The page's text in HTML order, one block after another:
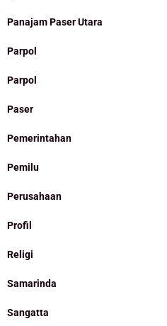
Panajam Paser Utara
Parpol
Parpol
Paser
Pemerintahan
Pemilu
Perusahaan
Profil
Religi
Samarinda
Sangatta